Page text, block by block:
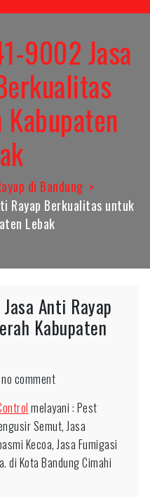
9002 Jasa
di Bandung
Rayap Berkualitas untuk
Lebak
Anti Rayap
Kabupaten
no commenton
0812-
3741-
9002
Jasa
melayani : Pest
Semut, Jasa
Kecoa, Jasa Fumigasi
di Kota Bandung Cimahi